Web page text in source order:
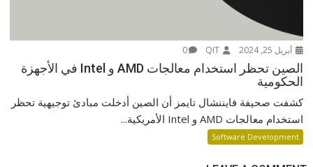
أبريل 25, 2024 QIT
0
الصين تحظر استخدام معالجات AMD و Intel في الأجهزة
الحكومية
كشفت صحيفة فايننشال تايمز أن الصين أدخلت مبادئ توجيهية تحظر
استخدام معالجات AMD و Intel الأمريكية...
Software Development